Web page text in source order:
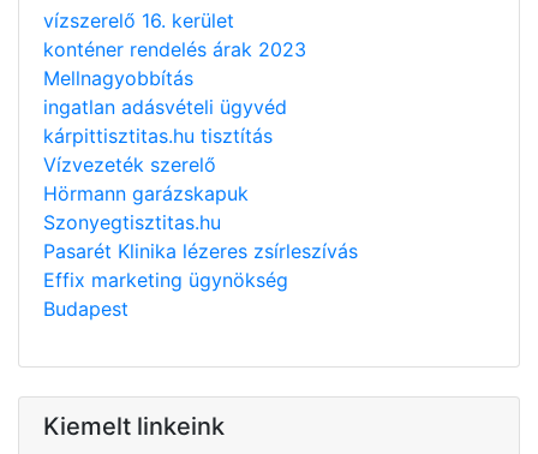
vízszerelő 16. kerület
konténer rendelés árak 2023
Mellnagyobbítás
ingatlan adásvételi ügyvéd
kárpittisztitas.hu tisztítás
Vízvezeték szerelő
Hörmann garázskapuk
Szonyegtisztitas.hu
Pasarét Klinika lézeres zsírleszívás
Effix marketing ügynökség
Budapest
Kiemelt linkeink